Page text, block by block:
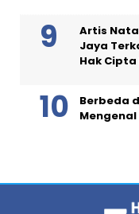
Artis
Jaya
Hak
Berbeda